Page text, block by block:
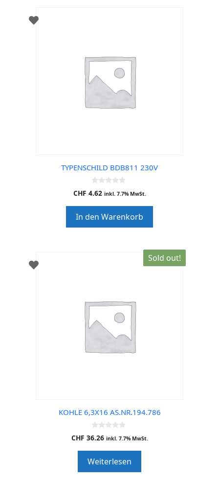
TYPENSCHILD BDB811 230V
0
o
o
f
5
CHF 4.62 inkl. 7.7% MwSt.
In den Warenkorb
Sold out!
KOHLE 6,3X16 AS.NR.194.786
0
o
o
f
5
CHF 36.26 inkl. 7.7% MwSt.
Weiterlesen